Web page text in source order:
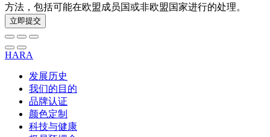
方法，包括可能在欧盟成员国或非欧盟国家进行的处理。
立即提交
HARA
发展历史
我们的目的
品牌认证
颜色定制
科技与健康